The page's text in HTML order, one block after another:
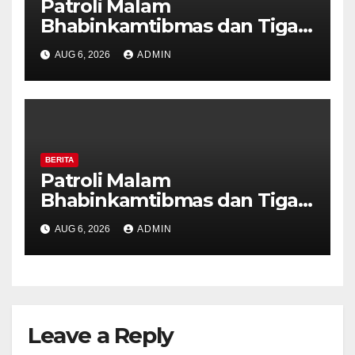
Patroli Malam
Bhabinkamtibmas dan Tiga
Pilar Kelurahan Ungaran
Perkuat Kamtibmas, Warga
Diajak Aktifkan Ronda
AUG 6, 2026 ADMIN
BERITA
Patroli Malam
Bhabinkamtibmas dan Tiga
Pilar Kelurahan Ungaran
Perkuat Kamtibmas, Warga
Diajak Aktifkan Ronda
AUG 6, 2026 ADMIN
Leave a Reply